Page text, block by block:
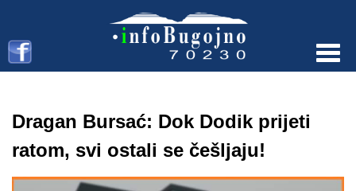
Dragan Bursać: Dok Dodik prijeti
ratom, svi ostali se češljaju!